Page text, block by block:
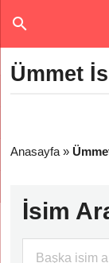
Ümmet
Anasayfa »
İsim